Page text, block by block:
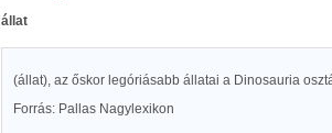
állat
(állat), az őskor legóriásabb állatai a Dinosauria
Forrás: Pallas Nagylexikon